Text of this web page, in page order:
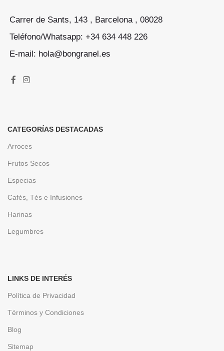
Carrer de Sants, 143 , Barcelona , 08028
Teléfono/Whatsapp: +34 634 448 226
E-mail: hola@bongranel.es
CATEGORÍAS DESTACADAS
Arroces
Frutos Secos
Especias
Cafés, Tés e Infusiones
Harinas
Legumbres
LINKS DE INTERÉS
Política de Privacidad
Términos y Condiciones
Blog
Sitemap